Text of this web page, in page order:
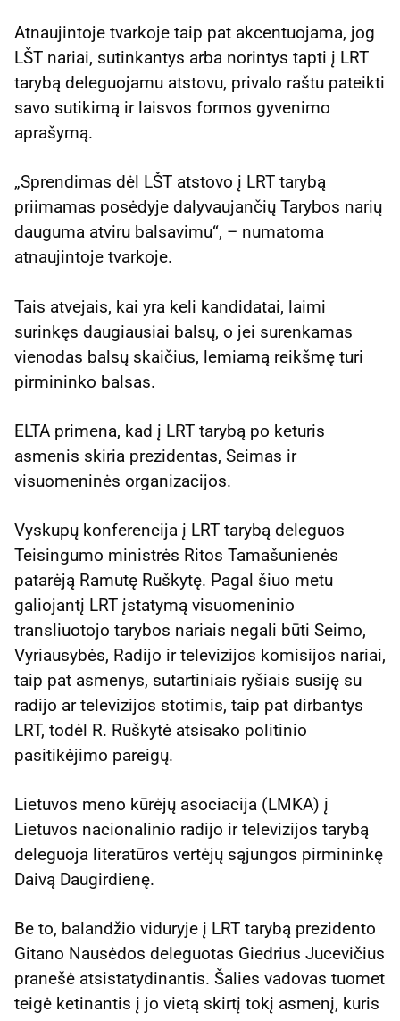
Atnaujintoje tvarkoje taip pat akcentuojama, jog
LŠT nariai, sutinkantys arba norintys tapti į LRT
tarybą deleguojamu atstovu, privalo raštu pateikti
savo sutikimą ir laisvos formos gyvenimo
aprašymą.
„Sprendimas dėl LŠT atstovo į LRT tarybą
priimamas posėdyje dalyvaujančių Tarybos narių
dauguma atviru balsavimu“, – numatoma
atnaujintoje tvarkoje.
Tais atvejais, kai yra keli kandidatai, laimi
surinkęs daugiausiai balsų, o jei surenkamas
vienodas balsų skaičius, lemiamą reikšmę turi
pirmininko balsas.
ELTA primena, kad į LRT tarybą po keturis
asmenis skiria prezidentas, Seimas ir
visuomeninės organizacijos.
Vyskupų konferencija į LRT tarybą deleguos
Teisingumo ministrės Ritos Tamašunienės
patarėją Ramutę Ruškytę. Pagal šiuo metu
galiojantį LRT įstatymą visuomeninio
transliuotojo tarybos nariais negali būti Seimo,
Vyriausybės, Radijo ir televizijos komisijos nariai,
taip pat asmenys, sutartiniais ryšiais susiję su
radijo ar televizijos stotimis, taip pat dirbantys
LRT, todėl R. Ruškytė atsisako politinio
pasitikėjimo pareigų.
Lietuvos meno kūrėjų asociacija (LMKA) į
Lietuvos nacionalinio radijo ir televizijos tarybą
deleguoja literatūros vertėjų sąjungos pirmininkę
Daivą Daugirdienę.
Be to, balandžio viduryje į LRT tarybą prezidento
Gitano Nausėdos deleguotas Giedrius Jucevičius
pranešė atsistatydinantis. Šalies vadovas tuomet
teigė ketinantis į jo vietą skirtį tokį asmenį, kuris